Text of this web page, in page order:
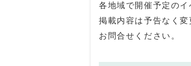
各地域で開催予定のイ
掲載内容は予告なく
お問合せください。